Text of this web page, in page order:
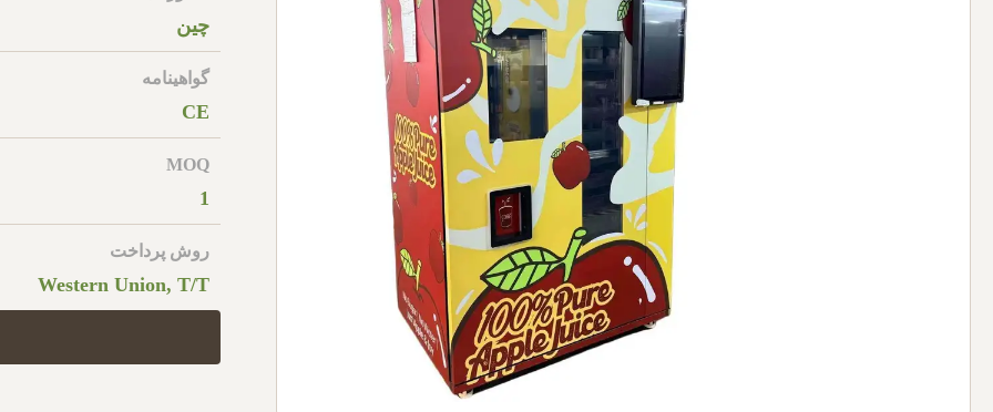
چین
گواهینامه
CE
MOQ
1
روش پرداخت
Western Union, T/T